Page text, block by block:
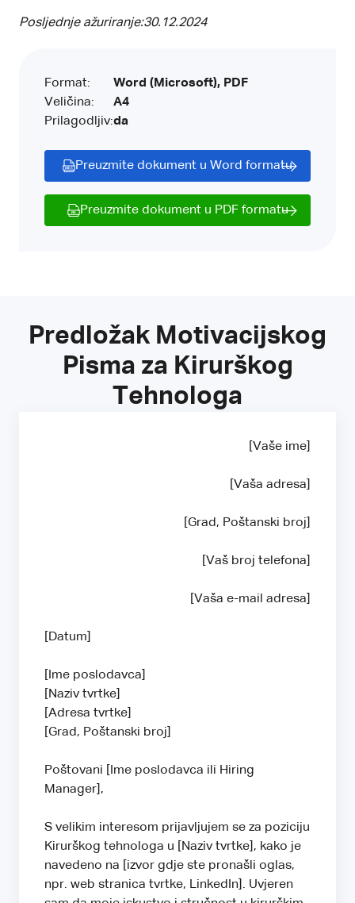
Posljednje ažuriranje:30.12.2024
Format:
Veličina:
Prilagodljiv:
Word (Microsoft), PDF
A4
da
Preuzmite dokument u Word formatu
Preuzmite dokument u PDF formatu
Predložak Motivacijskog
Pisma za Kirurškog
Tehnologa
[Vaše ime]
[Vaša adresa]
[Grad, Poštanski broj]
[Vaš broj telefona]
[Vaša e-mail adresa]
[Datum]
[Ime poslodavca]
[Naziv tvrtke]
[Adresa tvrtke]
[Grad, Poštanski broj]
Poštovani [Ime poslodavca ili Hiring
Manager],
S velikim interesom prijavljujem se za poziciju
Kirurškog tehnologa u [Naziv tvrtke], kako je
navedeno na [izvor gdje ste pronašli oglas,
npr. web stranica tvrtke, LinkedIn]. Uvjeren